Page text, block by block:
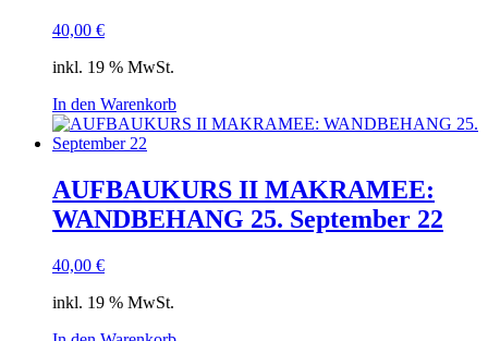
40,00 €
inkl. 19 % MwSt.
In den Warenkorb
AUFBAUKURS II MAKRAMEE:
WANDBEHANG 25. September 22
40,00 €
inkl. 19 % MwSt.